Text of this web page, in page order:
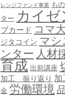
レンジファンド事業 も
ター カイゼ
ブカード コマ
ジタコイン マシ
ンター 人材
育成 出前講座
加工 振り返り 加
金 労働環境